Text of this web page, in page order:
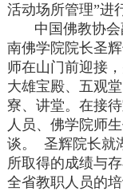
活动场所管理”进
中国佛教协
南佛学院院长圣
师在山门前迎接
大雄宝殿、五观
寮、讲堂。在接
人员、佛学院师
谈。 圣辉院长就
所取得的成绩与
全省教职人员的